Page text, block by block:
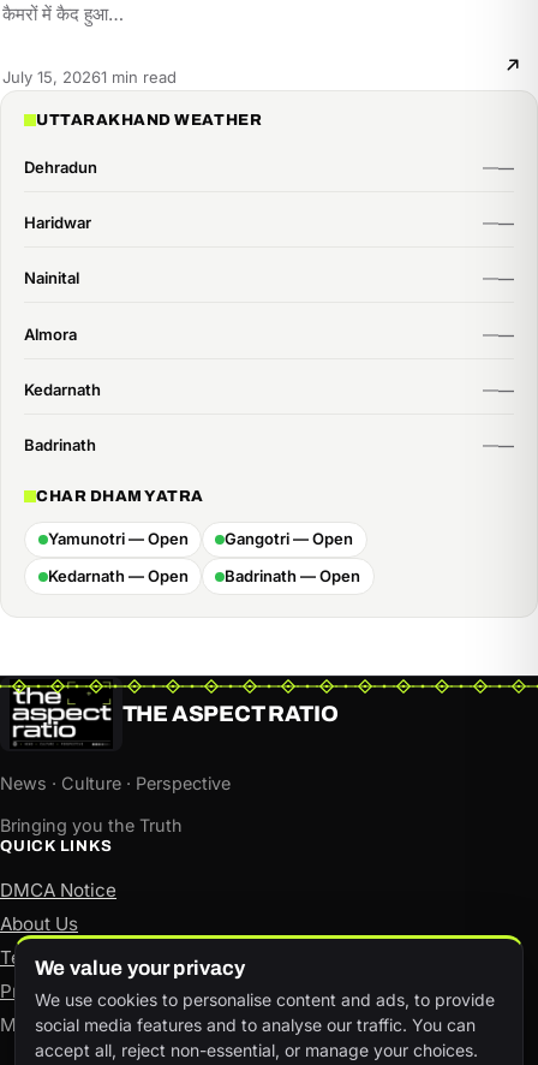
कैमरों में कैद हुआ…
July 15, 2026Reading
1 min read
UTTARAKHAND WEATHER
Dehradun
Haridwar
Nainital
Almora
Kedarnath
Badrinath
CHAR DHAM YATRA
Yamunotri — Open
Gangotri — Open
Kedarnath — Open
Badrinath — Open
THE ASPECT RATIO
News · Culture · Perspective
Bringing you the Truth
QUICK LINKS
DMCA Notice
About Us
Terms of Use
Privacy Policy
Manage consent
We value your privacy
We use cookies to personalise content and ads, to provide
social media features and to analyse our traffic. You can
accept all, reject non-essential, or manage your choices.